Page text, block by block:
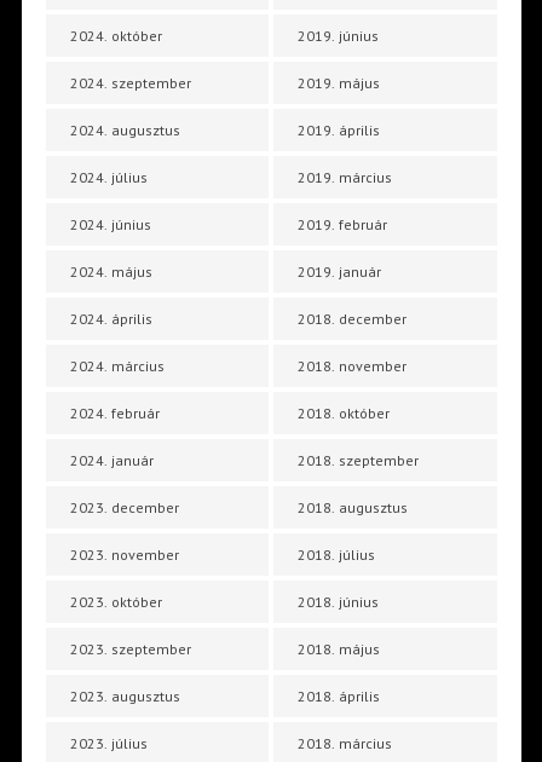
2024. október
2024. szeptember
2024. augusztus
2024. július
2024. június
2024. május
2024. április
2024. március
2024. február
2024. január
2023. december
2023. november
2023. október
2023. szeptember
2023. augusztus
2023. július
2019. június
2019. május
2019. április
2019. március
2019. február
2019. január
2018. december
2018. november
2018. október
2018. szeptember
2018. augusztus
2018. július
2018. június
2018. május
2018. április
2018. március